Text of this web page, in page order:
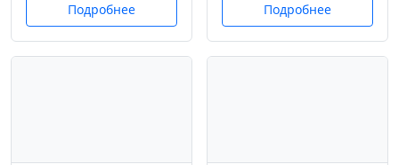
Подробнее Подробнее